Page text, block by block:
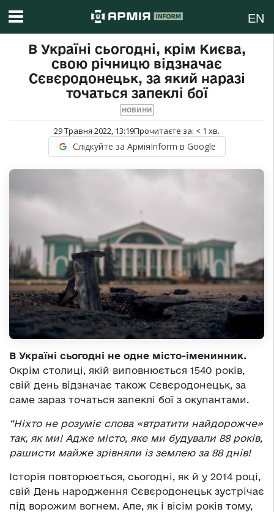
EN
В Україні сьогодні, крім Києва,
свою річницю відзначає
Сєвєродонецьк, за який наразі
точаться запеклі бої
НОВИНИ
29 Травня 2022, 13:19Прочитаєте за: < 1 хв.
Слідкуйте за АрміяInform в Google
В Україні сьогодні не одне місто-іменинник.
Окрім столиці, якій виповнюється 1540 років,
свій день відзначає також Сєвєродонецьк, за
саме зараз точаться запеклі бої з окупантами.
“Ніхто не розуміє слова «втратити найдорожче»
так, як ми! Адже місто, яке ми будували 88 років,
рашисти майже зрівняли із землею за 88 днів!
Історія повторюється, сьогодні, як й у 2014 році,
свій День народження Сєвєродонецьк зустрічає
під ворожим вогнем. Але, як і вісім років тому,